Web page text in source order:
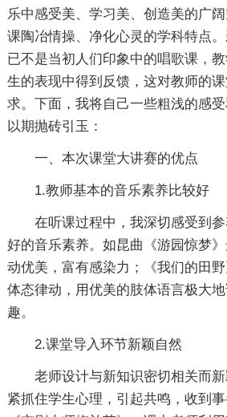
乐中感受美、学习美、创造美的广
课陶冶情操、净化心灵的学科特点
已不是当初人们印象中的唱歌课，
生的表现中得到反馈，这对教师的
求。下面，我将自己一些粗浅的感
以期抛砖引玉：
一、本次课堂大讲赛的优点
1.教师基本的音乐素养比较好
在听课过程中，我深切感受到
好的音乐素养。如昆曲《游园惊梦
动优美，富有感染力；《我们的田
体态律动，用优美的肢体语言极大
趣。
2.课堂导入环节新颖自然
老师设计与新知识密切相关而
紧抓住学生心理，引起共鸣，收到